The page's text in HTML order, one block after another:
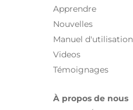
Apprendre
Nouvelles
Manuel d'utilisation
Videos
Témoignages
À propos de nous